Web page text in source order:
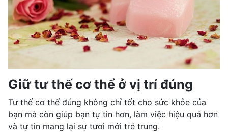
Giữ tư thế cơ thể ở vị trí đúng
Tư thế cơ thể đúng không chỉ tốt cho sức khỏe của
bạn mà còn giúp bạn tự tin hơn, làm việc hiệu quả hơn
và tự tin mang lại sự tươi mới trẻ trung.